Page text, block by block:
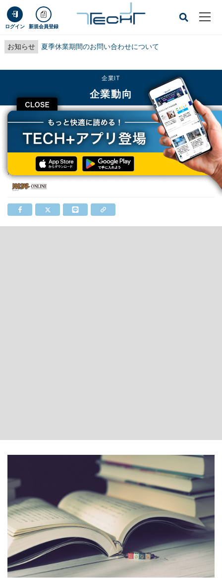
ログイン 新規会員登録
お知らせ 夏季休業期間のお問い合わせについて
CLOSE
企業IT
企業動向
TECH+ 企業IT 企業動向 編集部おすすめ 【 今週の一冊 】
編集部おすすめ 【 今週の一冊 】
掲載日 2026/06/14 11:30